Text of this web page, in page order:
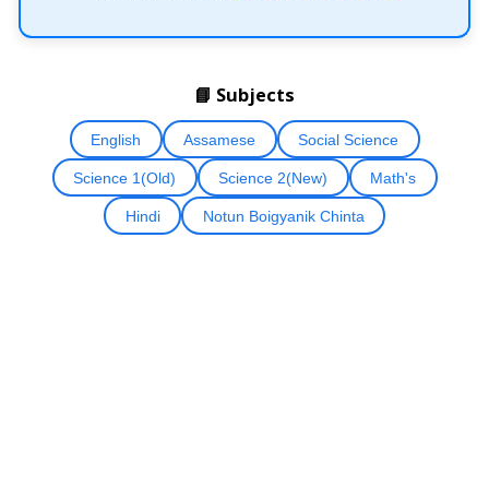
📘 Subjects
English Assamese Social Science
Science 1(Old) Science 2(New) Math's
Hindi Notun Boigyanik Chinta